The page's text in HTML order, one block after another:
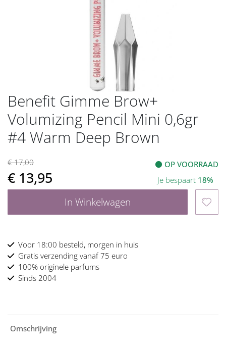
Benefit Gimme Brow+
Volumizing Pencil Mini 0,6gr
#4 Warm Deep Brown
€ 17,00
€ 13,95
OP VOORRAAD
Je bespaart 18%
In Winkelwagen
Voor 18:00 besteld, morgen in huis
Gratis verzending vanaf 75 euro
100% originele parfums
Sinds 2004
Omschrijving
Ga
naar
het
begin
van
afbeeldingen-
gallerij